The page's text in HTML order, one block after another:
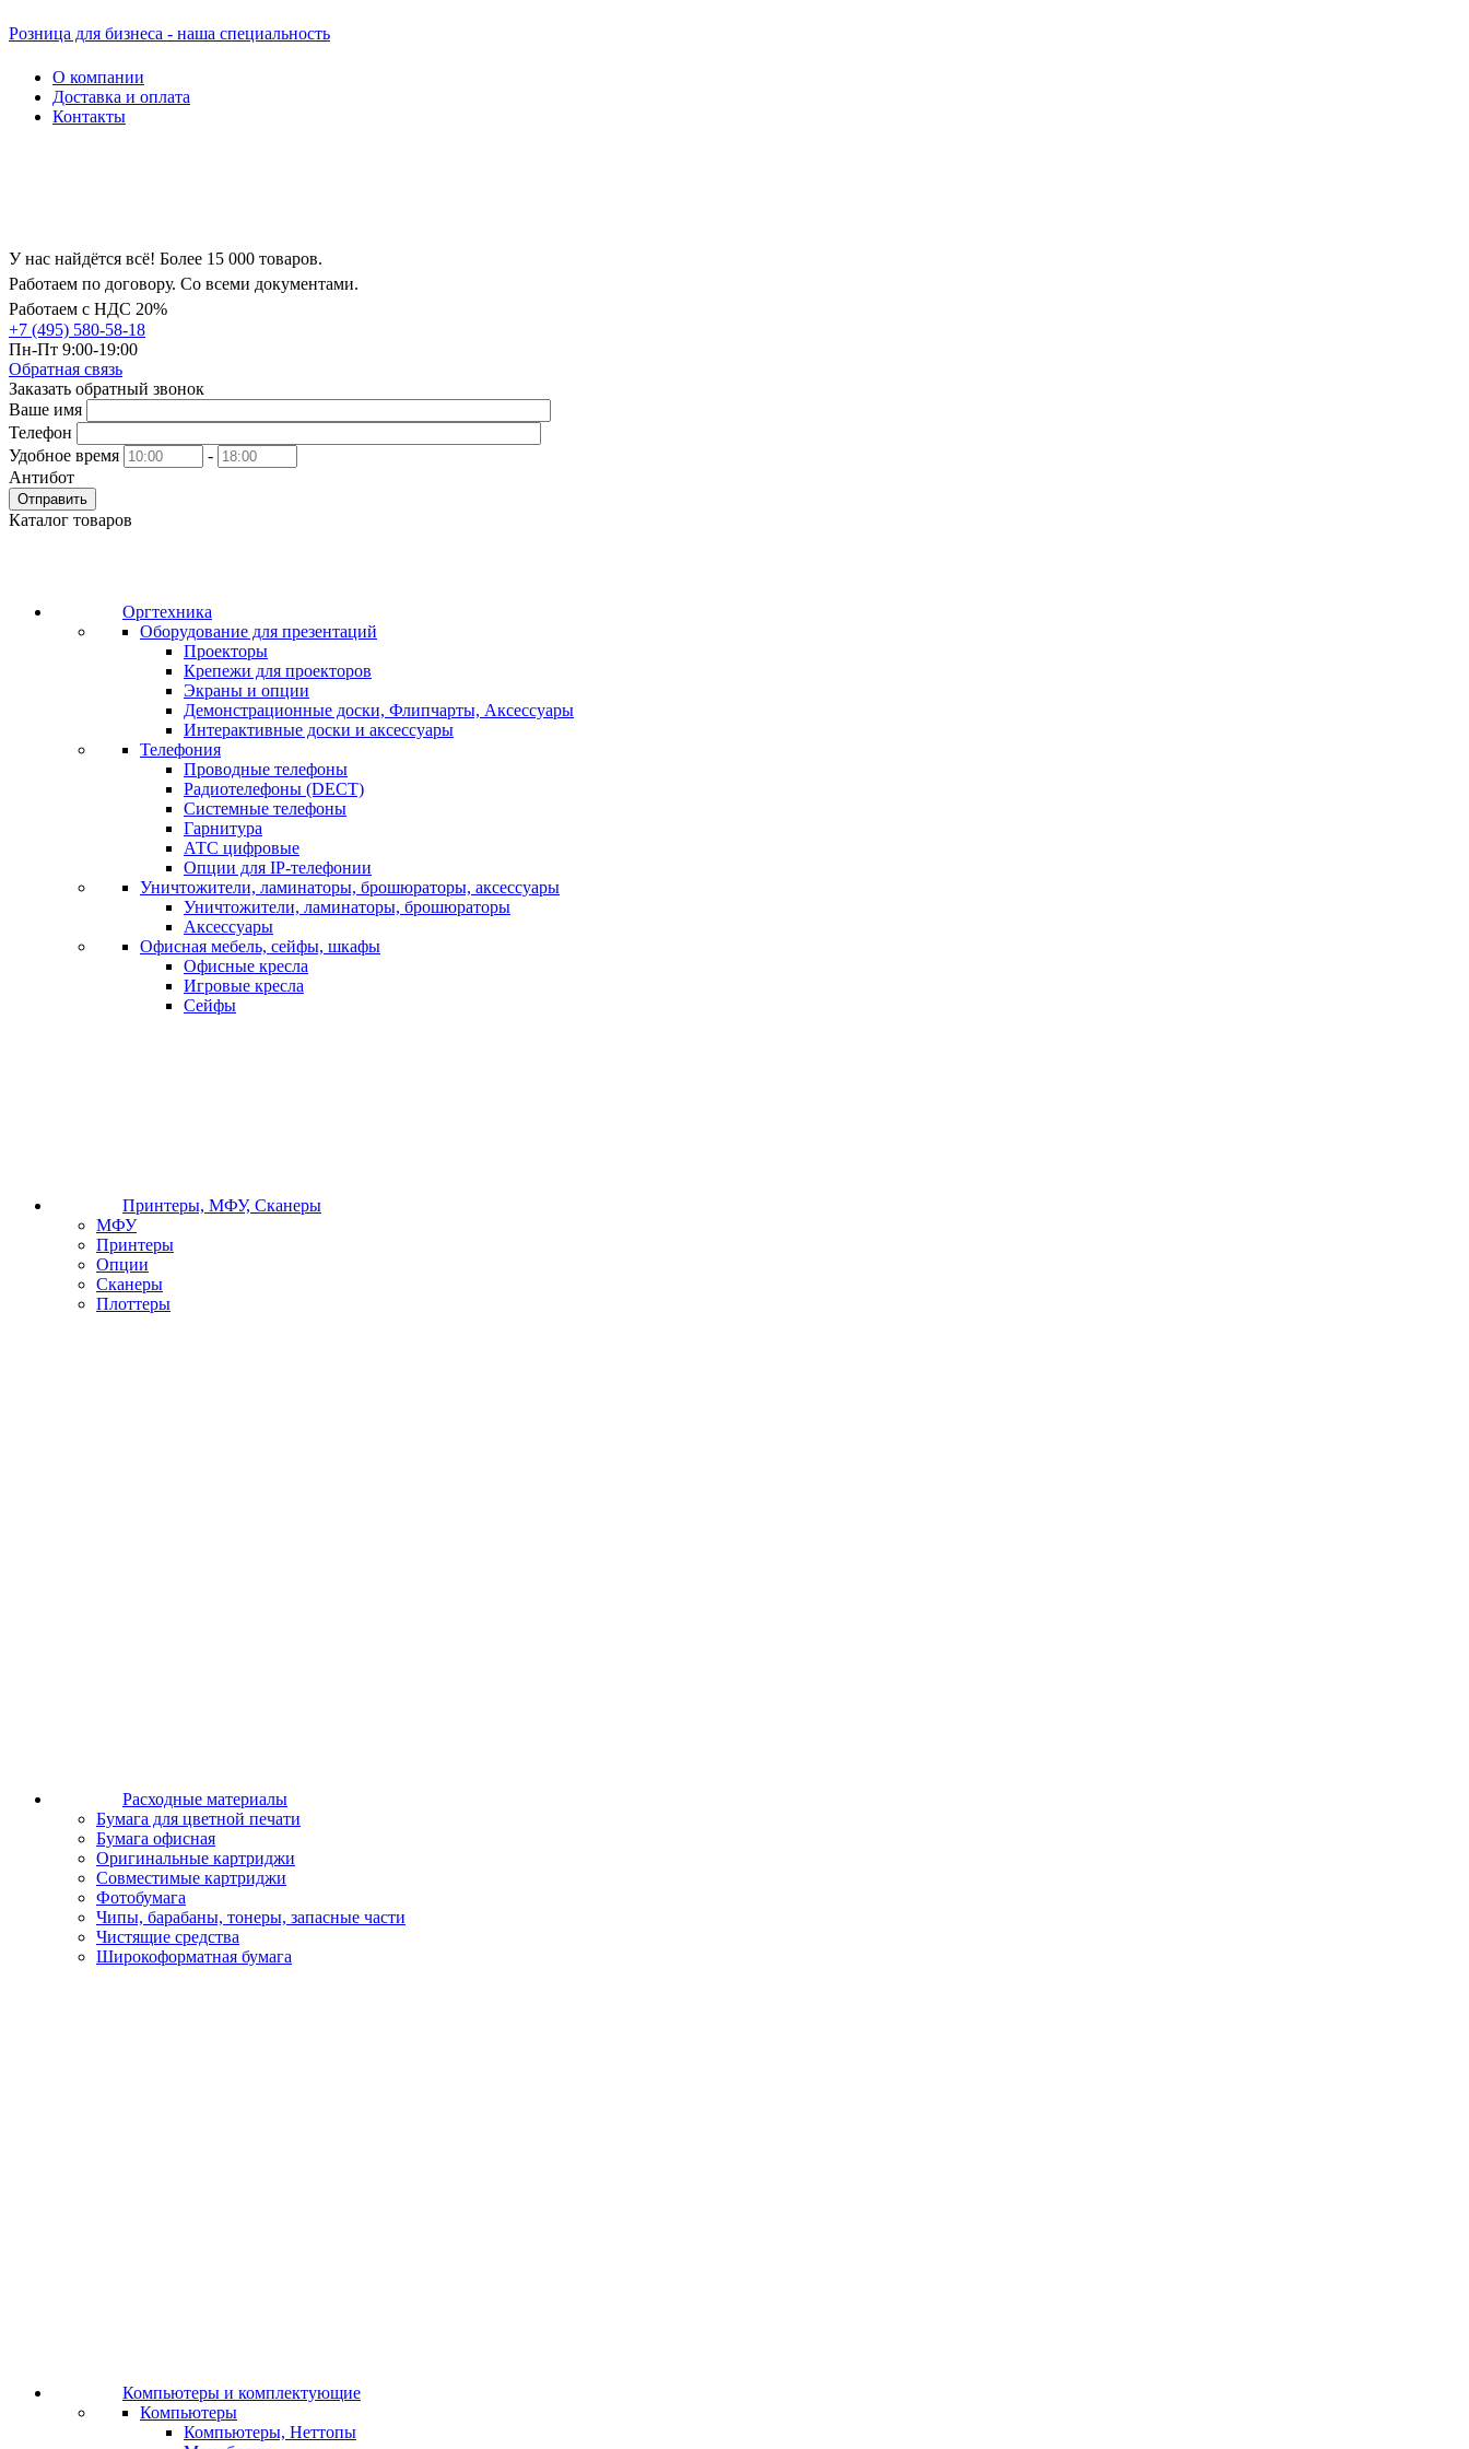
Розница для бизнеса - наша специальность
О компании
Доставка и оплата
Контакты
У нас найдётся всё! Более 15 000 товаров.
Работаем по договору. Со всеми документами.
Работаем с НДС 20%
+7 (495) 580-58-18
Пн-Пт 9:00-19:00
Обратная связь
Заказать обратный звонок
Ваше имя
Телефон
Удобное время
-
Антибот
Отправить
Каталог товаров
Оргтехника
Оборудование для презентаций
Проекторы
Крепежи для проекторов
Экраны и опции
Демонстрационные доски, Флипчарты, Аксессуары
Интерактивные доски и аксессуары
Телефония
Проводные телефоны
Радиотелефоны (DECT)
Системные телефоны
Гарнитура
АТС цифровые
Опции для IP-телефонии
Уничтожители, ламинаторы, брошюраторы, аксессуары
Уничтожители, ламинаторы, брошюраторы
Аксессуары
Офисная мебель, сейфы, шкафы
Офисные кресла
Игровые кресла
Сейфы
Принтеры, МФУ, Сканеры
МФУ
Принтеры
Опции
Сканеры
Плоттеры
Расходные материалы
Бумага для цветной печати
Бумага офисная
Оригинальные картриджи
Совместимые картриджи
Фотобумага
Чипы, барабаны, тонеры, запасные части
Чистящие средства
Широкоформатная бумага
Компьютеры и комплектующие
Компьютеры
Компьютеры, Неттопы